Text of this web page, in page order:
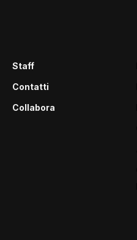
Staff
Contatti
Collabora